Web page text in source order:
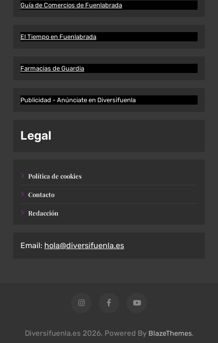
Guía de Comercios de Fuenlabrada
El Tiempo en Fuenlabrada
Farmacias de Guardia
Publicidad - Anúnciate en Diversifuenla
Legal
Política de cookies
Contacto
Redacción
Email: hola@diversifuenla.es
Diversifuenla.es 2026. Powered By BlazeThemes.